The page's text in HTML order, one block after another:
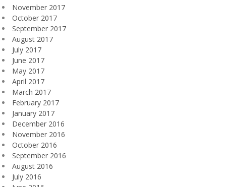
November 2017
October 2017
September 2017
August 2017
July 2017
June 2017
May 2017
April 2017
March 2017
February 2017
January 2017
December 2016
November 2016
October 2016
September 2016
August 2016
July 2016